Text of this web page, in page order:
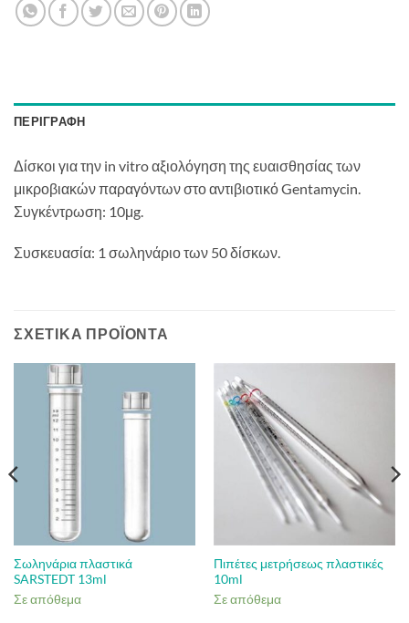
ΠΕΡΙΓΡΑΦΉ
Δίσκοι για την in vitro αξιολόγηση της ευαισθησίας των
μικροβιακών παραγόντων στο αντιβιοτικό Gentamycin.
Συγκέντρωση: 10μg.
Συσκευασία: 1 σωληνάριο των 50 δίσκων.
ΣΧΕΤΙΚΆ ΠΡΟΪΌΝΤΑ
Σωληνάρια πλαστικά
SARSTEDT 13ml
Σε απόθεμα
Πιπέτες μετρήσεως πλαστικές
10ml
Σε απόθεμα